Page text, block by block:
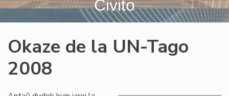
Civito
Okaze de la UN-Tago
2008